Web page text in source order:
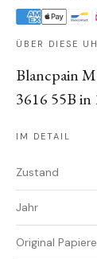
ÜBER DIESE
Blancpain
3616 55B
IM DETAIL
Zustand
Jahr
Original Papiere